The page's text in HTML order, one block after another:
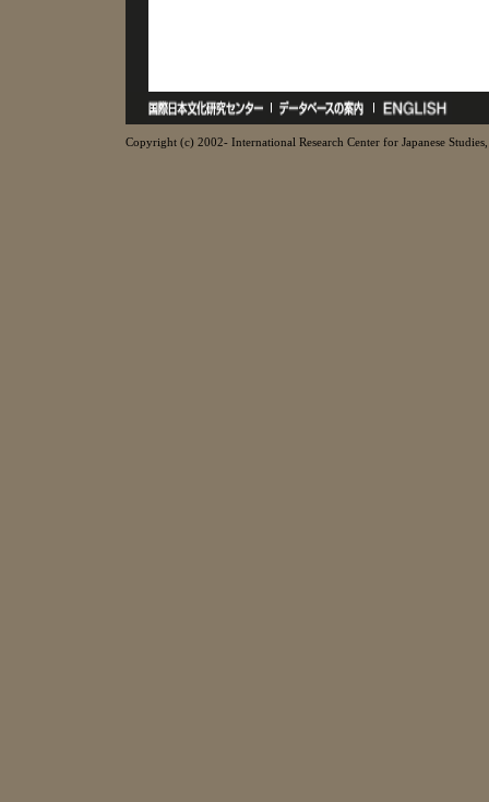
Copyright (c) 2002- International Research Center for Japanese